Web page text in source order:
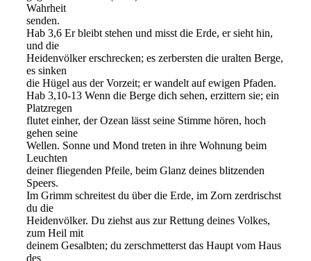
Wahrheit
senden.
Hab 3,6 Er bleibt stehen und misst die Erde, er sieht hin,
und die
Heidenvölker erschrecken; es zerbersten die uralten Berge,
es sinken
die Hügel aus der Vorzeit; er wandelt auf ewigen Pfaden.
Hab 3,10-13 Wenn die Berge dich sehen, erzittern sie; ein
Platzregen
flutet einher, der Ozean lässt seine Stimme hören, hoch
gehen seine
Wellen. Sonne und Mond treten in ihre Wohnung beim
Leuchten
deiner fliegenden Pfeile, beim Glanz deines blitzenden
Speers.
Im Grimm schreitest du über die Erde, im Zorn zerdrischst
du die
Heidenvölker. Du ziehst aus zur Rettung deines Volkes,
zum Heil mit
deinem Gesalbten; du zerschmetterst das Haupt vom Haus
des